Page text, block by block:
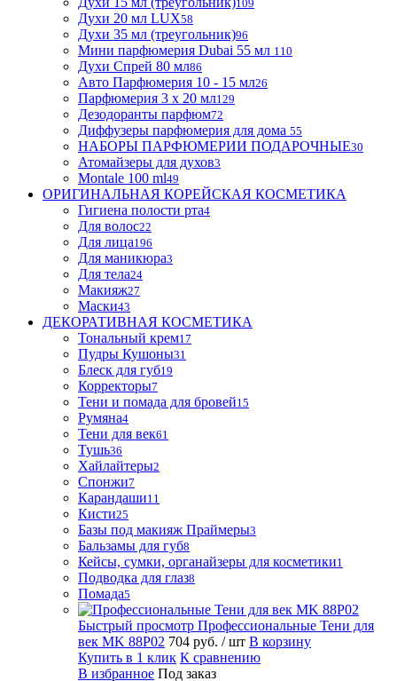
109
Духи 20 мл LUX58
Духи 35 мл (треугольник)96
Мини парфюмерия Dubai 55 мл 110
Духи Спрей 80 мл86
Авто Парфюмерия 10 - 15 мл26
Парфюмерия 3 х 20 мл129
Дезодоранты парфюм72
Диффузеры парфюмерия для дома 55
НАБОРЫ ПАРФЮМЕРИИ ПОДАРОЧНЫЕ30
Атомайзеры для духов3
Montale 100 ml49
ОРИГИНАЛЬНАЯ КОРЕЙСКАЯ КОСМЕТИКА
Гигиена полости рта4
Для волос22
Для лица196
Для маникюра3
Для тела24
Макияж27
Маски43
ДЕКОРАТИВНАЯ КОСМЕТИКА
Тональный крем17
Пудры Кушоны31
Блеск для губ19
Корректоры7
Тени и помада для бровей15
Румяна4
Тени для век61
Тушь36
Хайлайтеры2
Спонжи7
Карандаши11
Кисти25
Базы под макияж Праймеры3
Бальзамы для губ8
Кейсы, сумки, органайзеры для косметики1
Подводка для глаз8
Помада5
Быстрый просмотр Профессиональные Тени для
век MK 88P02 704 руб. / шт В корзину
Купить в 1 клик К сравнению
В избранное Под заказ